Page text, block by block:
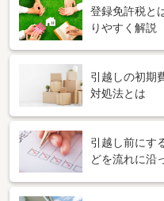
登録免許税と
りやすく解説
引越しの初期
対処法とは
引越し前にす
どを流れに沿